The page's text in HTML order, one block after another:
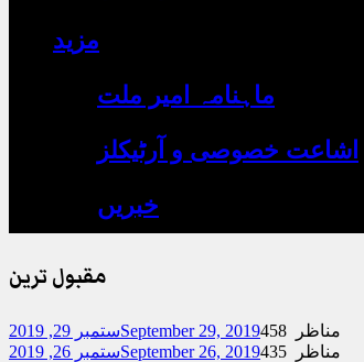
مزید
ماہنامہ امیر ملت
اشاعت خصوصی و آرٹیکلز
خبریں
مقبول ترین
ستمبر 29, 2019September 29, 2019
458 مناظر
ستمبر 26, 2019September 26, 2019
435 مناظر